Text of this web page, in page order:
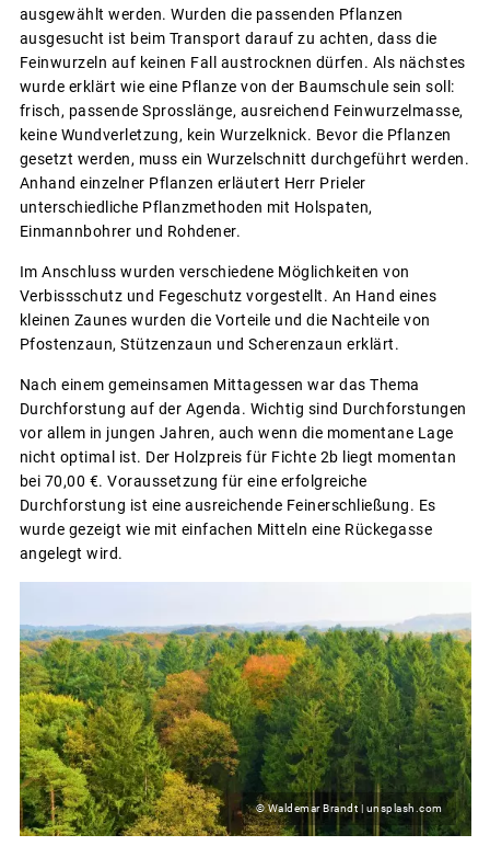
ausgewählt werden. Wurden die passenden Pflanzen
ausgesucht ist beim Transport darauf zu achten, dass die
Feinwurzeln auf keinen Fall austrocknen dürfen. Als nächstes
wurde erklärt wie eine Pflanze von der Baumschule sein soll:
frisch, passende Sprosslänge, ausreichend Feinwurzelmasse,
keine Wundverletzung, kein Wurzelknick. Bevor die Pflanzen
gesetzt werden, muss ein Wurzelschnitt durchgeführt werden.
Anhand einzelner Pflanzen erläutert Herr Prieler
unterschiedliche Pflanzmethoden mit Holspaten,
Einmannbohrer und Rohdener.
Im Anschluss wurden verschiedene Möglichkeiten von
Verbissschutz und Fegeschutz vorgestellt. An Hand eines
kleinen Zaunes wurden die Vorteile und die Nachteile von
Pfostenzaun, Stützenzaun und Scherenzaun erklärt.
Nach einem gemeinsamen Mittagessen war das Thema
Durchforstung auf der Agenda. Wichtig sind Durchforstungen
vor allem in jungen Jahren, auch wenn die momentane Lage
nicht optimal ist. Der Holzpreis für Fichte 2b liegt momentan
bei 70,00 €. Voraussetzung für eine erfolgreiche
Durchforstung ist eine ausreichende Feinerschließung. Es
wurde gezeigt wie mit einfachen Mitteln eine Rückegasse
angelegt wird.
© Waldemar Brandt | unsplash.com